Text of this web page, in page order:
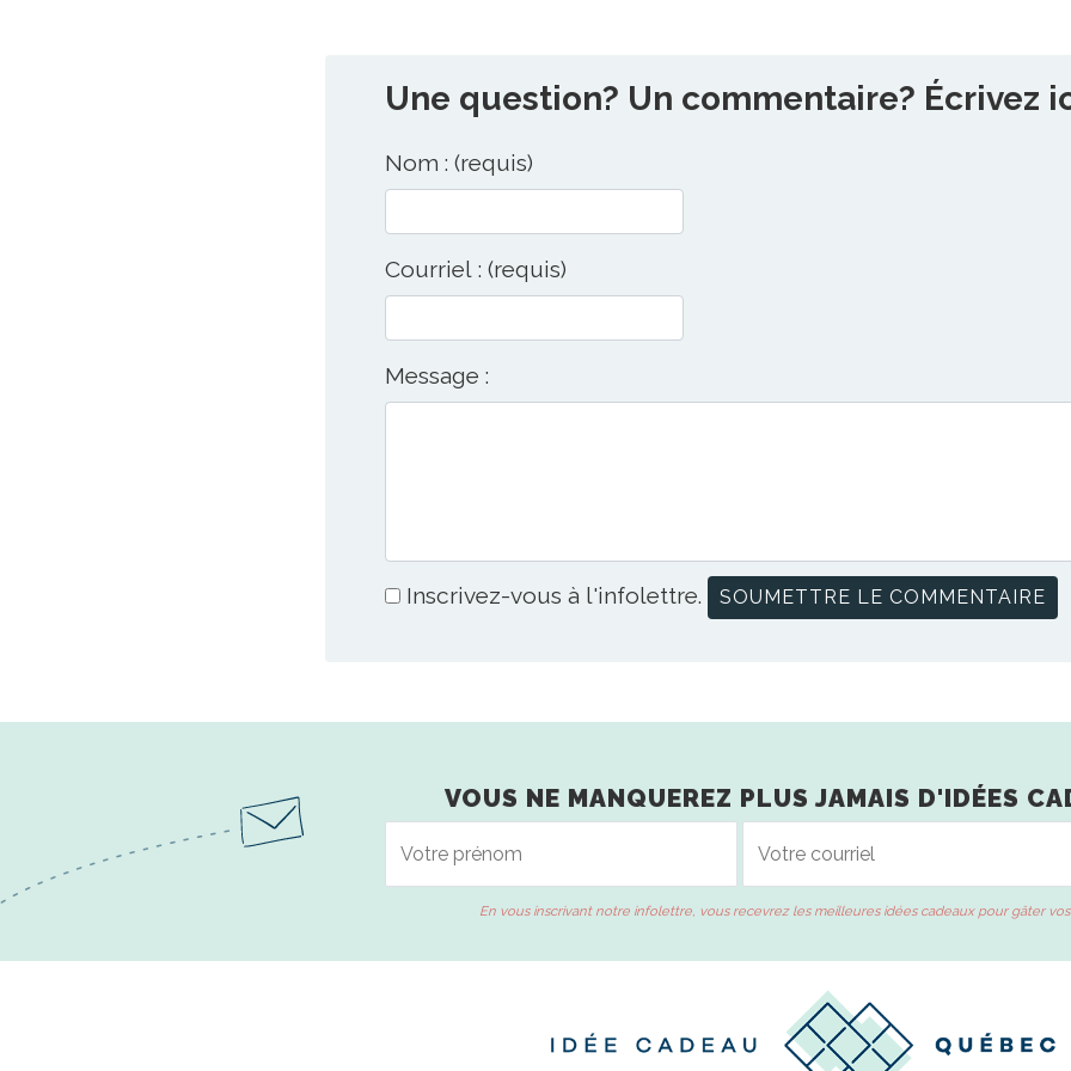
Une question? Un commentaire? Écrivez
Nom : (requis)
Courriel : (requis)
Message :
Inscrivez-vous à l'infolettre.
VOUS NE MANQUEREZ PLUS JAMAIS D'IDÉES
En vous inscrivant notre infolettre, vous recevrez les meilleures idées cadeaux pour gâter